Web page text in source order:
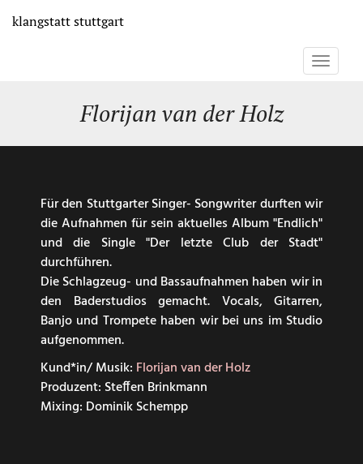
zum
klangstattstuttgart
Toggle
Florijan van der Holz
Für den Stuttgarter Singer- Songwriter durften wir
die Aufnahmen für sein aktuelles Album "Endlich"
und die Single "Der letzte Club der Stadt"
durchführen.
Die Schlagzeug- und Bassaufnahmen haben wir in
den Baderstudios gemacht. Vocals, Gitarren,
Banjo und Trompete haben wir bei uns im Studio
aufgenommen.
Kund*in/ Musik: Florijan van der Holz
Produzent: Steffen Brinkmann
Mixing: Dominik Schempp